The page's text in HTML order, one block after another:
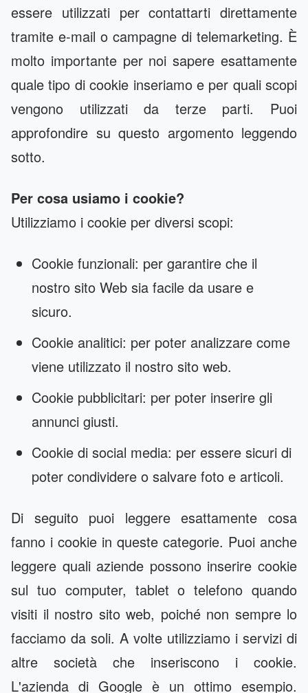
essere utilizzati per contattarti direttamente
tramite e-mail o campagne di telemarketing. È
molto importante per noi sapere esattamente
quale tipo di cookie inseriamo e per quali scopi
vengono utilizzati da terze parti. Puoi
approfondire su questo argomento leggendo
sotto.
Per cosa usiamo i cookie?
Utilizziamo i cookie per diversi scopi:
Cookie funzionali: per garantire che il
nostro sito Web sia facile da usare e
sicuro.
Cookie analitici: per poter analizzare come
viene utilizzato il nostro sito web.
Cookie pubblicitari: per poter inserire gli
annunci giusti.
Cookie di social media: per essere sicuri di
poter condividere o salvare foto e articoli.
Di seguito puoi leggere esattamente cosa
fanno i cookie in queste categorie. Puoi anche
leggere quali aziende possono inserire cookie
sul tuo computer, tablet o telefono quando
visiti il ​​nostro sito web, poiché non sempre lo
facciamo da soli. A volte utilizziamo i servizi di
altre società che inseriscono i cookie.
L'azienda di Google è un ottimo esempio.